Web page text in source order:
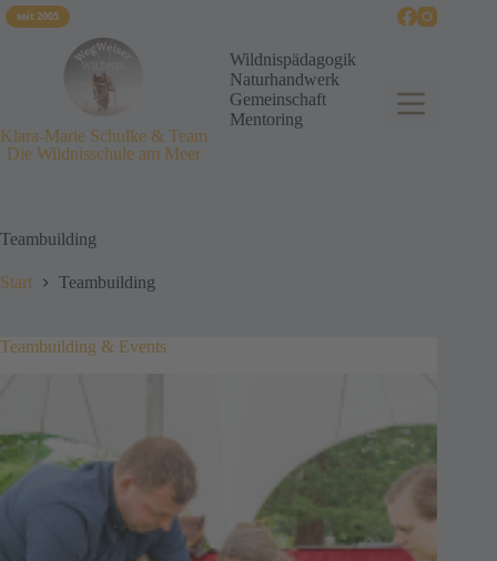
seit 2005
Klara-Marie Schulke & Team
Die Wildnisschule am Meer
Wildnispädagogik
Naturhandwerk
Gemeinschaft
Mentoring
Teambuilding
Start Teambuilding
Teambuilding & Events